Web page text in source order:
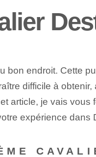
bon endroit. Cette
difficile à
article, je vais vous
expérience dans